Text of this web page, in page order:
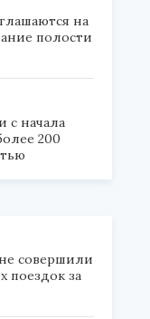
на
полости
с начала
200
совершили
поездок за